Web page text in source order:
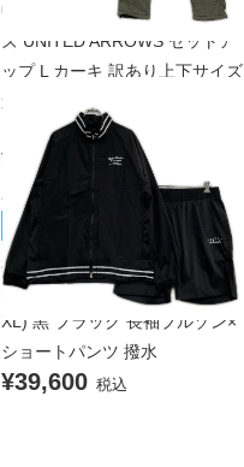
中古 メンズ ユナイテッドアロー
ズ UNITED ARROWS セットア
ップ L カーキ 訳あり上下サイズ
違いブルゾン×パンツ 防風 ヨコ
ストレッチ 撥水 透湿
¥17,600 税込
muta MARINE/ムータマリン
未使用品 メンズ ムータマリン
muta MARINE セットアップ 8(2
XL) 黒 ブラック 長袖ブルゾン×
ショートパンツ 撥水
¥39,600 税込